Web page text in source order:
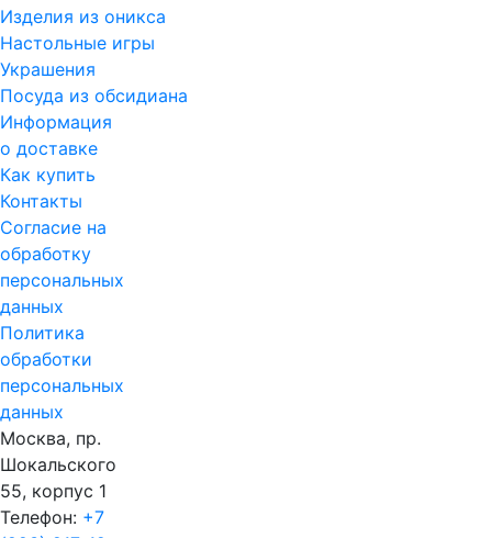
Изделия из оникса
Настольные игры
Украшения
Посуда из обсидиана
Информация
о доставке
Как купить
Контакты
Согласие на
обработку
персональных
данных
Политика
обработки
персональных
данных
Москва, пр.
Шокальского
55, корпус 1
Телефон: +7